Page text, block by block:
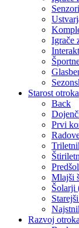
Igrače
Starost otroka
Back
Prvi
Mlajši
Šolarji
Razvoj otroka